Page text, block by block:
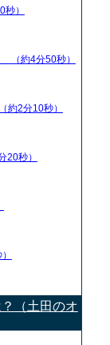
秒）
（約4分50秒）
（約2分10秒）
20秒）
（土田のオ